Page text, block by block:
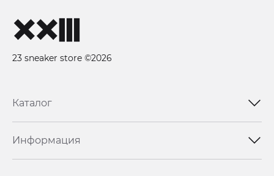
23 sneaker store ©2026
Каталог
Информация